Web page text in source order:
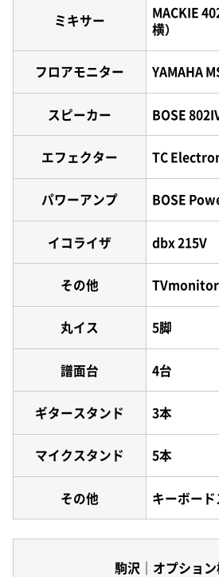
ミキサー
MACKIE
横）
フロアモニター YAMAHA
スピーカー BOSE
エフェクター TC
パワーアンプ BOSE
イコライザ dbx 215V
その他
丸イス 5脚
譜面台 4台
ギタースタンド 3本
マイクスタンド 5本
その他 キーボー
駒沢｜オプショ